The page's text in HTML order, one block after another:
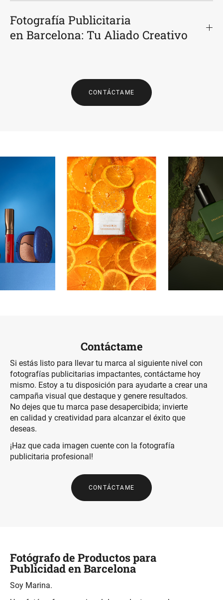
Fotografía Publicitaria
en Barcelona: Tu Aliado Creativo
CONTÁCTAME
Contáctame
Si estás listo para llevar tu marca al siguiente nivel con
fotografías publicitarias impactantes, contáctame hoy
mismo. Estoy a tu disposición para ayudarte a crear una
campaña visual que destaque y genere resultados.
No dejes que tu marca pase desapercibida; invierte
en calidad y creatividad para alcanzar el éxito que
deseas.
¡Haz que cada imagen cuente con la fotografía
publicitaria profesional!
CONTÁCTAME
Fotógrafo de Productos para
Publicidad en Barcelona
Soy Marina.